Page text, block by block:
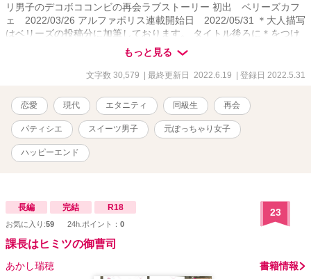
リ男子のデコボココンビの再会ラブストーリー 初出 ベリーズカフ
ェ 2022/03/26 アルファポリス連載開始日 2022/05/31 ＊大人描写
はベリーズの投稿分に加筆しております。 タイトル後ろに＊をつけ
た回は閲覧時周囲背後にお気をつけてください。 表紙はかんたん表
紙メーカーを使用、画像はぱくたそ様のフリー素材をお借りしてお
ります。 作品の無断転載はご遠慮ください。
もっと見る
文字数 30,579 | 最終更新日 2022.6.19 | 登録日 2022.5.31
恋愛 現代 エタニティ 同級生 再会
パティシエ スイーツ男子 元ぽっちゃり女子
ハッピーエンド
長編 完結 R18
お気に入り:59 24h.ポイント： 0
23
課長はヒミツの御曹司
あかし瑞穂 書籍情報